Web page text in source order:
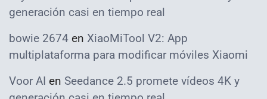
generación casi en tiempo real
bowie 2674 en XiaoMiTool V2: App
multiplataforma para modificar móviles Xiaomi
Voor AI en Seedance 2.5 promete vídeos 4K y